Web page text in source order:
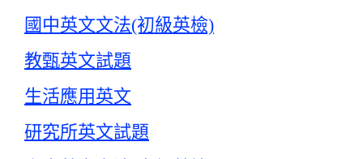
國中英文文法(初級英檢)
教甄英文試題
生活應用英文
研究所英文試題